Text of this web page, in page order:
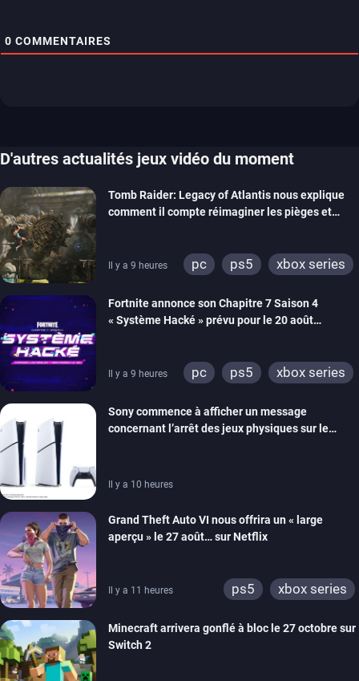
0 COMMENTAIRES
D'autres actualités jeux vidéo du moment
Tomb Raider: Legacy of Atlantis nous explique
comment il compte réimaginer les pièges et
Il y a 9 heures pc ps5
xbox series
Fortnite annonce son Chapitre 7 Saison 4
« Système Hacké » prévu pour le 20 août
Il y a 9 heures pc ps5
xbox series
ps4
xbox one
switch 2
Sony commence à afficher un message
concernant l’arrêt des jeux physiques sur le
Il y a 10 heures
Grand Theft Auto VI nous offrira un « large
aperçu » le 27 août… sur Netflix
Il y a 11 heures ps5 xbox series
Minecraft arrivera gonflé à bloc le 27 octobre sur
Switch 2